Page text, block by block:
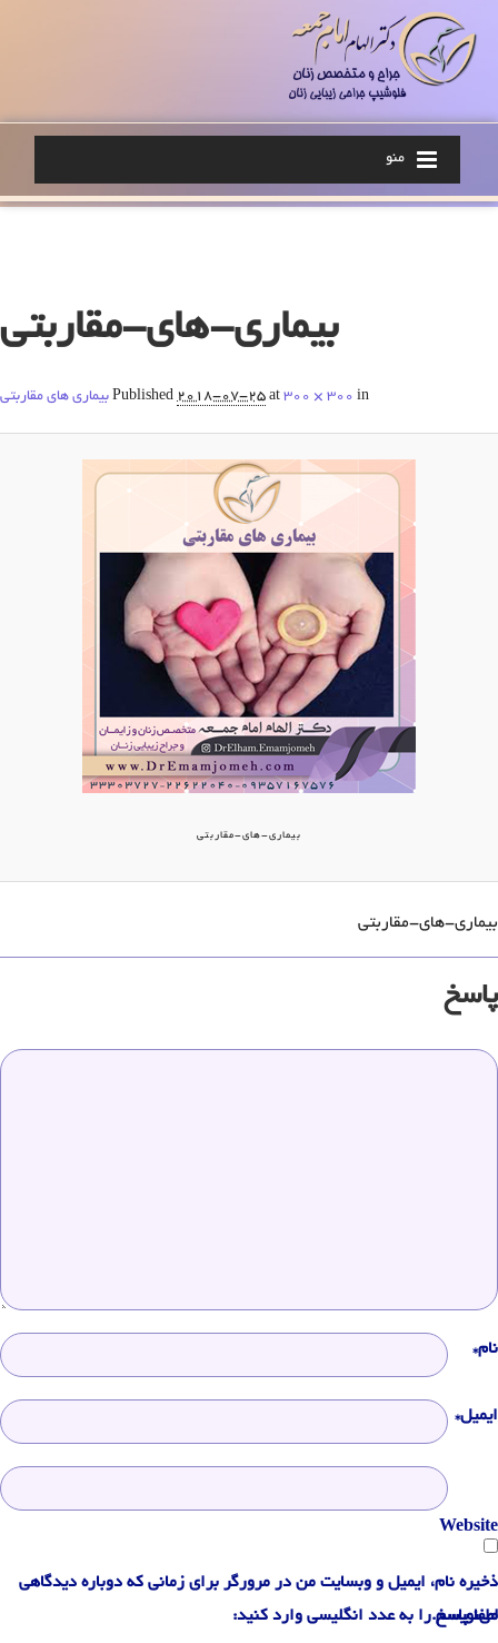
منو
بیماری-های-مقاربتی
Published 2018-07-25 at 300 × 300 in بیماری های مقاربتی
بیماری-های-مقاربتی
بیماری-های-مقاربتی
پاسخ
نام*
ایمیل*
Website
ذخیره نام، ایمیل و وبسایت من در مرورگر برای زمانی که دوباره دیدگاهی
می‌نویسم.
لطفا پاسخ را به عدد انگلیسی وارد کنید: